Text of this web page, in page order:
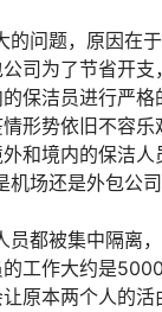
的问题，原因在
司为了节省开支
保洁员进行严格
形势依旧不容乐
和境内的保洁人
机场还是外包公
员都被集中隔离
工作大约是
原本两个人的活